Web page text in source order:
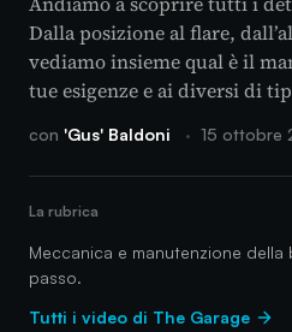
Dalla posizione al flare,
vediamo insieme qual è il
tue esigenze e ai diversi di
con 'Gus' Baldoni · 15 ottobre
La rubrica
Meccanica e manutenzione
passo.
Tutti i video di The Garage